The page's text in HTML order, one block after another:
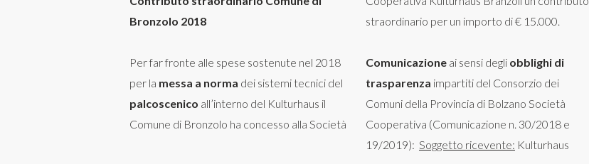
Bronzolo 2018
Per far fronte alle spese sostenute nel 2018
per la messa a norma dei sistemi tecnici del
palcoscenico all’interno del Kulturhaus il
Comune di Bronzolo ha concesso alla Società
straordinario per un importo di € 15.000.
Comunicazione ai sensi degli obblighi di
trasparenza impartiti del Consorzio dei
Comuni della Provincia di Bolzano Società
Cooperativa (Comunicazione n. 30/2018 e
19/2019): Soggetto ricevente: Kulturhaus